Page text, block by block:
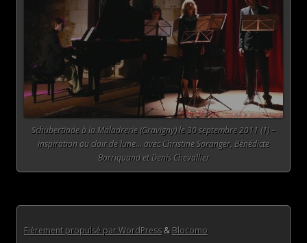
Schubertiade à la Maladrerie (Gravigny) le 30 septembre 2011 (1) –
inspiration au clair de lune… avec Christine Spranger, Bénédicte
Barriquand et Denis Chevallier
Fièrement propulsé par WordPress& Blocomo